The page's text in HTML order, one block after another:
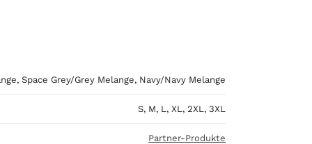
Space Grey/Grey Melange, Navy/Navy Melange
S, M, L, XL, 2XL, 3XL
Partner-Produkte